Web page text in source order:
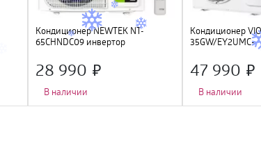
Кондиционер NEWTEK NT-
65CHNDC09 инвертор
28 990
В наличии
Кондиционер
35GW/EY2UMC-
A++/A+
Fi
47 990
В наличии